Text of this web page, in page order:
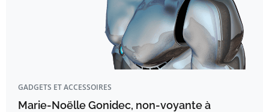
GADGETS ET ACCESSOIRES
Marie-Noëlle Gonidec, non-voyante à